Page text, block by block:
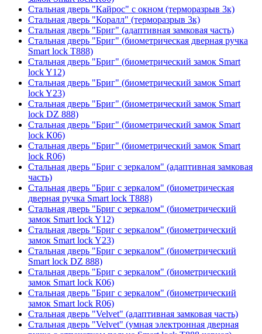
Стальная дверь "Кайрос" с окном (терморазрыв 3к)
Стальная дверь "Коралл" (терморазрыв 3к)
Стальная дверь "Бриг" (адаптивная замковая часть)
Стальная дверь "Бриг" (биометрическая дверная ручка
Smart lock T888)
Стальная дверь "Бриг" (биометрический замок Smart
lock Y12)
Стальная дверь "Бриг" (биометрический замок Smart
lock Y23)
Стальная дверь "Бриг" (биометрический замок Smart
lock DZ 888)
Стальная дверь "Бриг" (биометрический замок Smart
lock К06)
Стальная дверь "Бриг" (биометрический замок Smart
lock R06)
Стальная дверь "Бриг с зеркалом" (адаптивная замковая
часть)
Стальная дверь "Бриг с зеркалом" (биометрическая
дверная ручка Smart lock T888)
Стальная дверь "Бриг с зеркалом" (биометрический
замок Smart lock Y12)
Стальная дверь "Бриг с зеркалом" (биометрический
замок Smart lock Y23)
Стальная дверь "Бриг с зеркалом" (биометрический
Smart lock DZ 888)
Стальная дверь "Бриг с зеркалом" (биометрический
замок Smart lock К06)
Стальная дверь "Бриг с зеркалом" (биометрический
замок Smart lock R06)
Стальная дверь "Velvet" (адаптивная замковая часть)
Стальная дверь "Velvet" (умная электронная дверная